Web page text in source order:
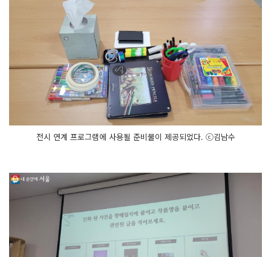
전시 연계 프로그램에 사용될 준비물이 제공되었다. ⓒ김남수